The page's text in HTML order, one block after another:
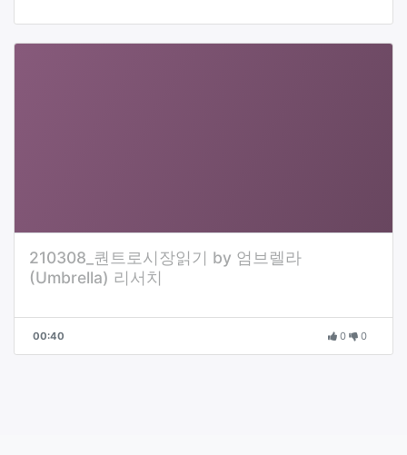
210308_퀀트로시장읽기 by 엄브렐라
(Umbrella) 리서치
00:40 0 0